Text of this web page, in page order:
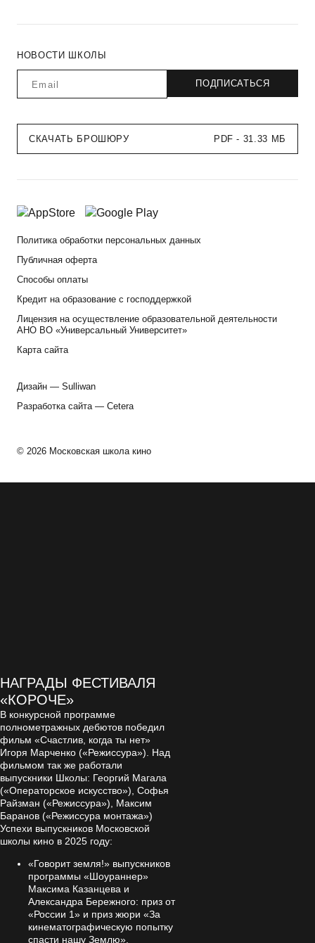
НАГРАДЫ ФЕСТИВАЛЯ
«КОРОЧЕ»
В конкурсной программе
полнометражных дебютов победил
фильм «Счастлив, когда ты нет»
Игоря Марченко («Режиссура»). Над
фильмом так же работали
выпускники Школы: Георгий Магала
(«Операторское искусство»), Софья
Райзман («Режиссура»), Максим
Баранов («Режиссура монтажа»)
Успехи выпускников Московской
школы кино в 2025 году:
«Говорит земля!» выпускников
программы «Шоураннер»
Максима Казанцева и
Александра Бережного: приз от
«России 1» и приз жюри «За
кинематографическую попытку
спасти нашу Землю».
НОВОСТИ ШКОЛЫ
СКАЧАТЬ БРОШЮРУ PDF - 31.33 МБ
Политика обработки персональных данных
Публичная оферта
Способы оплаты
Кредит на образование с господдержкой
Лицензия на осуществление образовательной деятельности
АНО ВО «Универсальный Университет»
Карта сайта
Дизайн — Sulliwan
Разработка сайта — Cetera
© 2026 Московская школа кино